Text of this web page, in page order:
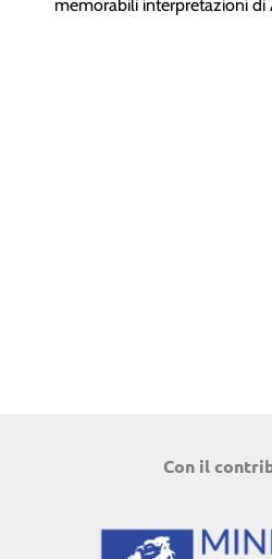
memorabili interpretazioni di
Con il